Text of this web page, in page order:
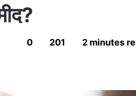
0 201 2 minutes